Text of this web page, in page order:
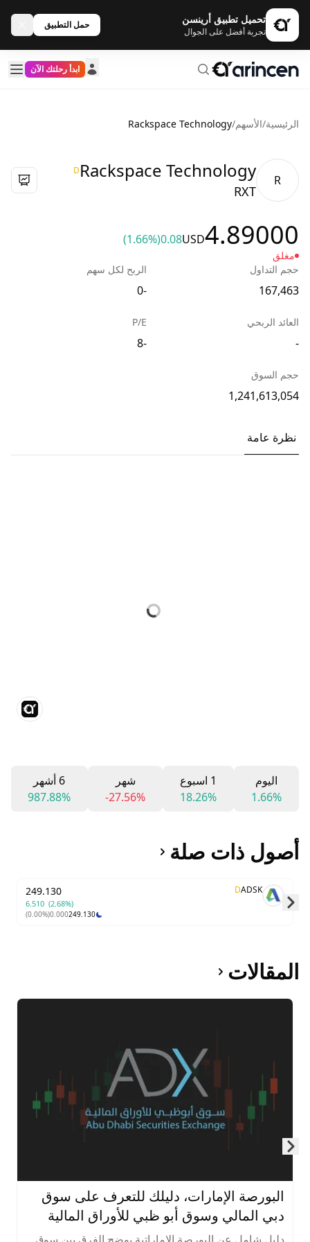
تحميل تطبيق أرينسن
تجربة أفضل على الجوال
حمل التطبيق
ابدأ رحلتك الآن
الرئيسية/الأسهم/
Rackspace Technology
R
Rackspace Technology
D
RXT
4.89000
USD
0.08
(1.66%)
مغلق
حجم التداول
167,463
الربح لكل سهم
-0
العائد الربحي
-
P/E
-8
حجم السوق
1,241,613,054
نظرة عامة
اليوم
1.66%
1 اسبوع
18.26%
شهر
-27.56%
6 أشهر
987.88%
أصول ذات صلة
ADSK
D
249.130
6.510 (2.68%)
249.130
0.000
(0.00%)
المقالات
البورصة الإمارات، دليلك للتعرف على سوق
دبي المالي وسوق أبو ظبي للأوراق المالية